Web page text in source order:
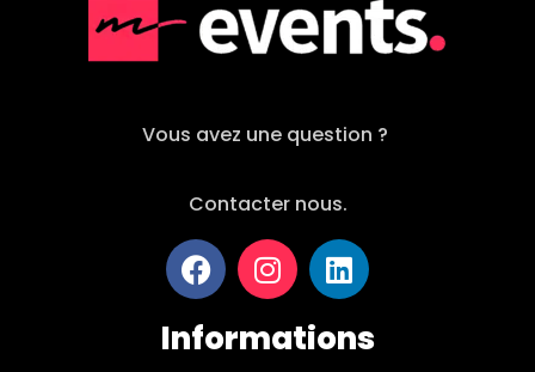
Vous avez une question ?
Contacter nous.
Informations